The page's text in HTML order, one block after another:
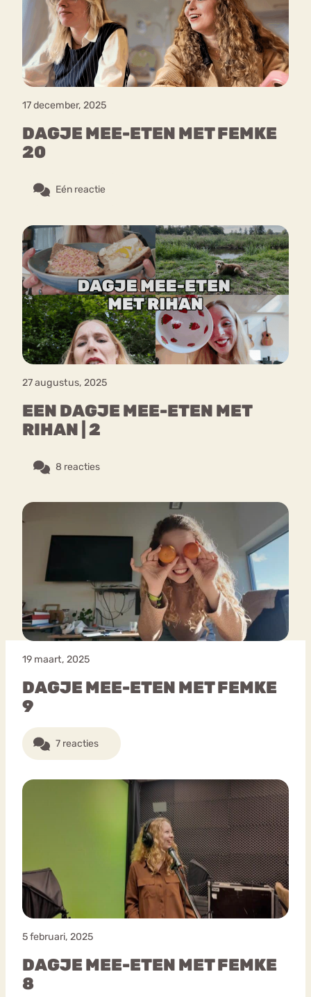
17 december, 2025
DAGJE MEE-ETEN MET FEMKE
20
Eén reactie
27 augustus, 2025
EEN DAGJE MEE-ETEN MET
RIHAN | 2
8 reacties
19 maart, 2025
DAGJE MEE-ETEN MET FEMKE
9
7 reacties
5 februari, 2025
DAGJE MEE-ETEN MET FEMKE
8